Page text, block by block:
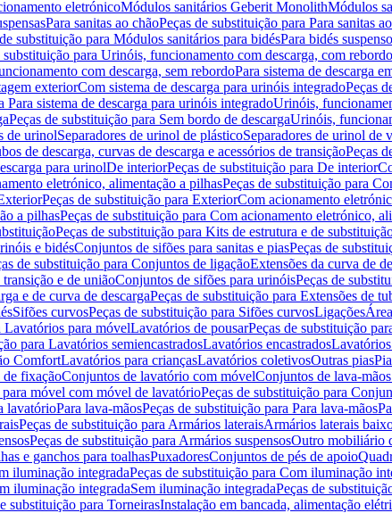
eletrónicoMódulos sanitários Geberit MonolithMódulos
Para sanitas ao chãoPeças de substituição para Para sanitas
substituição para Módulos sanitários para bidésPara bidés
substituição para Urinóis, funcionamento com descarga, com rebordo
com descarga, sem rebordoPara sistema de descarga
exteriorCom sistema de descarga para urinóis integradoPeças
Para sistema de descarga para urinóis integradoUrinóis,
Peças de substituição para Sem bordo de descargaUrinóis,
de urinolSeparadores de urinol de plásticoSeparadores de urinol de
de descarga, curvas de descarga e acessórios de transiçãoPeças
para urinolDe interiorPeças de substituição para De interior
eletrónico, alimentação a pilhasPeças de substituição para
Peças de substituição para ExteriorCom acionamento
a pilhasPeças de substituição para Com acionamento eletrónico,
Peças de substituição para Kits de estrutura e de
e bidésConjuntos de sifões para sanitas e piasPeças de
de substituição para Conjuntos de ligaçãoExtensões da curva de
e de uniãoConjuntos de sifões para urinóisPeças de
e de curva de descargaPeças de substituição para Extensões de
Sifões curvosPeças de substituição para Sifões curvosLigações
Lavatórios para móvelLavatórios de pousarPeças de substituição
para Lavatórios semiencastradosLavatórios encastrados
ComfortLavatórios para criançasLavatórios coletivosOutras pias
fixaçãoConjuntos de lavatório com móvelConjuntos de lava-
móvel com móvel de lavatórioPeças de substituição para
lavatórioPara lava-mãosPeças de substituição para Para lava-mãos
Peças de substituição para Armários lateraisArmários laterais
Peças de substituição para Armários suspensosOutro mobiliário
e ganchos para toalhasPuxadoresConjuntos de pés de apoio
iluminação integradaPeças de substituição para Com iluminação
iluminação integradaSem iluminação integradaPeças de
substituição para TorneirasInstalação em bancada, alimentação